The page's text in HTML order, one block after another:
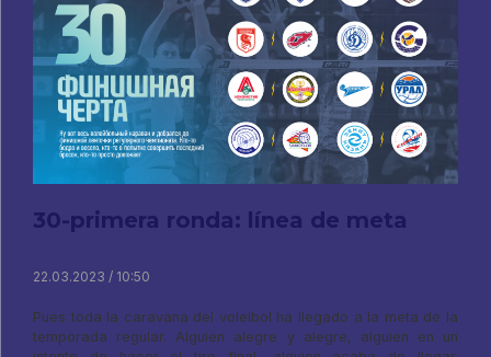
30-primera ronda: línea de meta
22.03.2023 / 10:50
Pues toda la caravana del voleibol ha llegado a la meta de la
temporada regular. Alguien alegre y alegre, alguien en un